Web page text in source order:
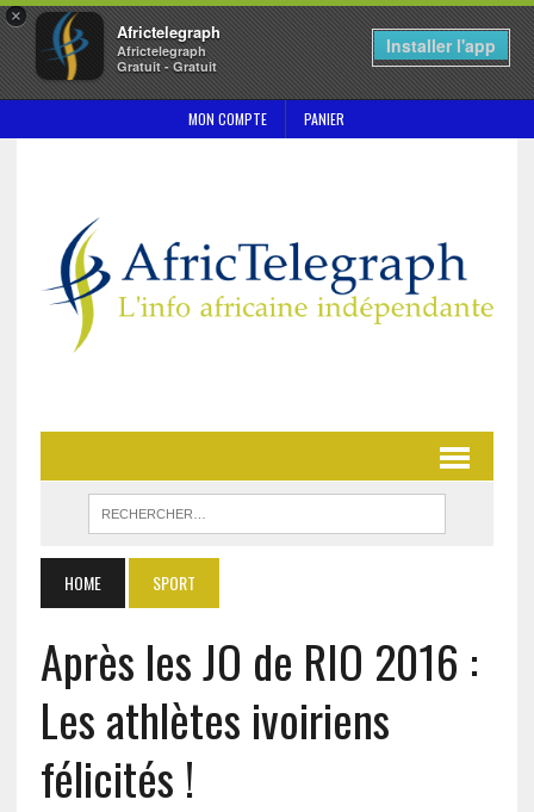
×
Africtelegraph
Africtelegraph
Gratuit - Gratuit
Installer l'app
MON COMPTE PANIER
HOME SPORT
Après les JO de RIO 2016 :
Les athlètes ivoiriens
félicités !